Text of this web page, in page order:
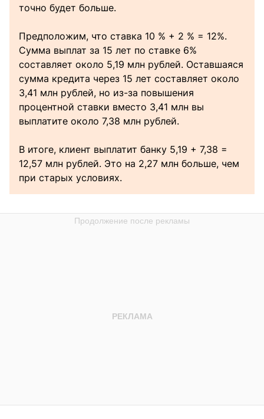
точно будет больше.
Предположим, что ставка 10 % + 2 % = 12%.
Сумма выплат за 15 лет по ставке 6%
составляет около 5,19 млн рублей. Оставшаяся
сумма кредита через 15 лет составляет около
3,41 млн рублей, но из-за повышения
процентной ставки вместо 3,41 млн вы
выплатите около 7,38 млн рублей.
В итоге, клиент выплатит банку 5,19 + 7,38 =
12,57 млн рублей. Это на 2,27 млн больше, чем
при старых условиях.